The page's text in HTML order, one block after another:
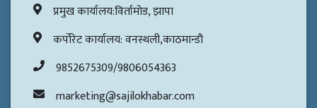
प्रमुख कार्यालय:विर्तामोड, झापा
कर्पोरेट कार्यालय: वनस्थली,काठमान्डौ
9852675309/9806054363
marketing@sajilokhabar.com